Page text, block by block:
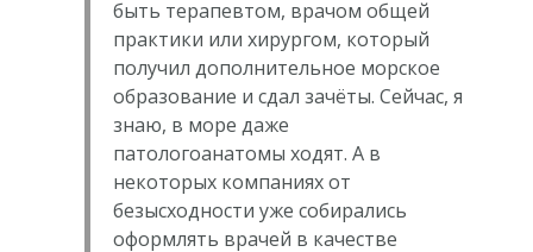
быть терапевтом, врачом общей
практики или хирургом, который
получил дополнительное морское
образование и сдал зачёты. Сейчас, я
знаю, в море даже
патологоанатомы ходят. А в
некоторых компаниях от
безысходности уже собирались
оформлять врачей в качестве